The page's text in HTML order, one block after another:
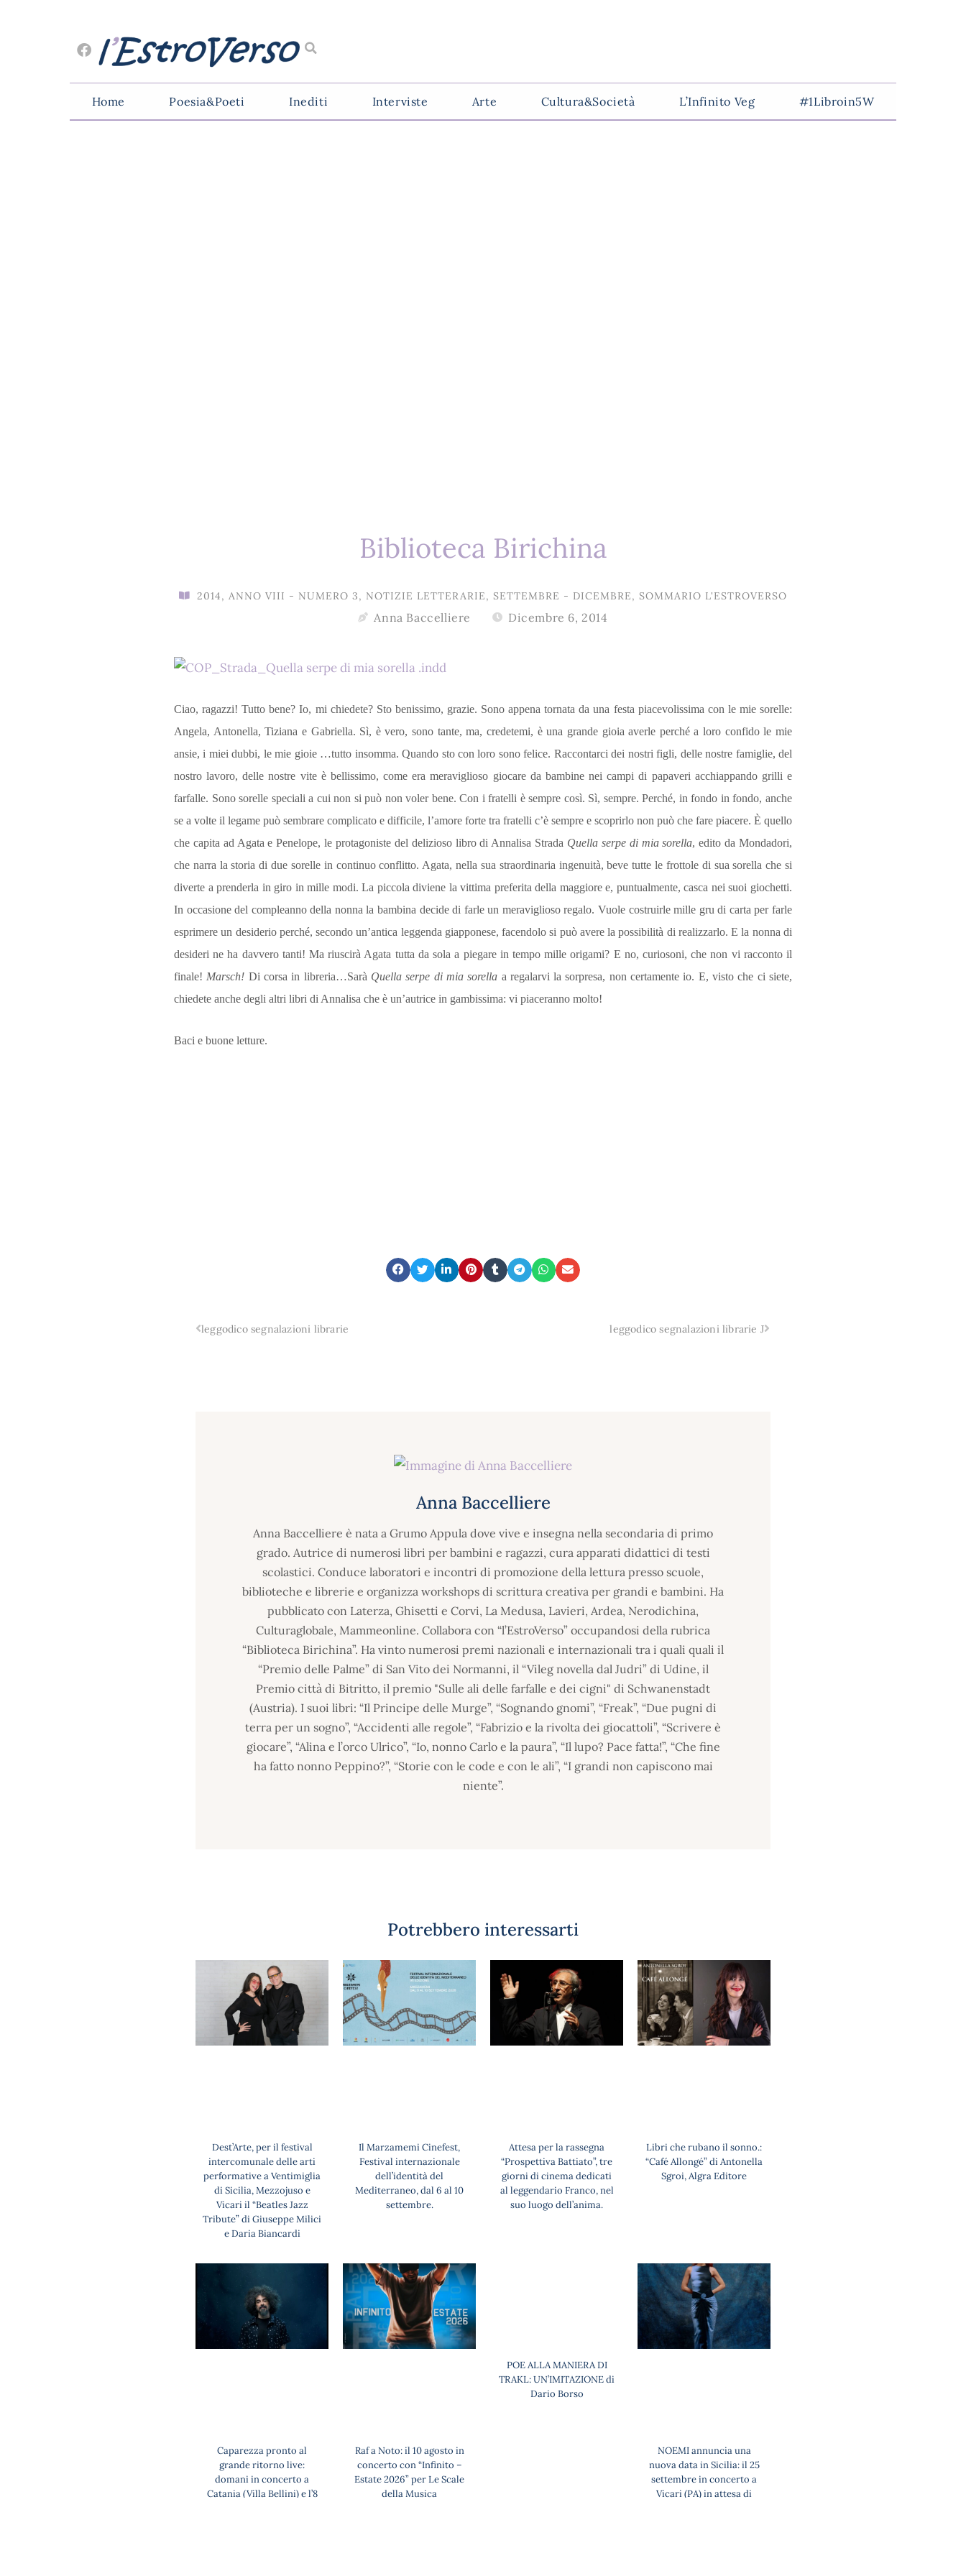
Home Poesia&Poeti Inediti Interviste Arte Cultura&Società L’Infinito Veg #1Libroin5W
Biblioteca Birichina
2014, ANNO VIII - NUMERO 3, NOTIZIE LETTERARIE, SETTEMBRE - DICEMBRE, SOMMARIO L'ESTROVERSO
Anna Baccelliere Dicembre 6, 2014
Ciao, ragazzi! Tutto bene? Io, mi chiedete? Sto benissimo, grazie. Sono appena tornata da una festa piacevolissima con le mie sorelle:
Angela, Antonella, Tiziana e Gabriella. Sì, è vero, sono tante, ma, credetemi, è una grande gioia averle perché a loro confido le mie
ansie, i miei dubbi, le mie gioie …tutto insomma. Quando sto con loro sono felice. Raccontarci dei nostri figli, delle nostre famiglie, del
nostro lavoro, delle nostre vite è bellissimo, come era meraviglioso giocare da bambine nei campi di papaveri acchiappando grilli e
farfalle. Sono sorelle speciali a cui non si può non voler bene. Con i fratelli è sempre così. Sì, sempre. Perché, in fondo in fondo, anche
se a volte il legame può sembrare complicato e difficile, l’amore forte tra fratelli c’è sempre e scoprirlo non può che fare piacere. È quello
che capita ad Agata e Penelope, le protagoniste del delizioso libro di Annalisa Strada Quella serpe di mia sorella, edito da Mondadori,
che narra la storia di due sorelle in continuo conflitto. Agata, nella sua straordinaria ingenuità, beve tutte le frottole di sua sorella che si
diverte a prenderla in giro in mille modi. La piccola diviene la vittima preferita della maggiore e, puntualmente, casca nei suoi giochetti.
In occasione del compleanno della nonna la bambina decide di farle un meraviglioso regalo. Vuole costruirle mille gru di carta per farle
esprimere un desiderio perché, secondo un’antica leggenda giapponese, facendolo si può avere la possibilità di realizzarlo. E la nonna di
desideri ne ha davvero tanti! Ma riuscirà Agata tutta da sola a piegare in tempo mille origami? E no, curiosoni, che non vi racconto il
finale! Marsch! Di corsa in libreria…Sarà Quella serpe di mia sorella a regalarvi la sorpresa, non certamente io. E, visto che ci siete,
chiedete anche degli altri libri di Annalisa che è un’autrice in gambissima: vi piaceranno molto!
Baci e buone letture.
leggodico segnalazioni librarie leggodico segnalazioni librarie J
Anna Baccelliere
Anna Baccelliere è nata a Grumo Appula dove vive e insegna nella secondaria di primo
grado. Autrice di numerosi libri per bambini e ragazzi, cura apparati didattici di testi
scolastici. Conduce laboratori e incontri di promozione della lettura presso scuole,
biblioteche e librerie e organizza workshops di scrittura creativa per grandi e bambini. Ha
pubblicato con Laterza, Ghisetti e Corvi, La Medusa, Lavieri, Ardea, Nerodichina,
Culturaglobale, Mammeonline. Collabora con “l’EstroVerso” occupandosi della rubrica
“Biblioteca Birichina”. Ha vinto numerosi premi nazionali e internazionali tra i quali quali il
“Premio delle Palme” di San Vito dei Normanni, il “Vileg novella dal Judri” di Udine, il
Premio città di Bitritto, il premio "Sulle ali delle farfalle e dei cigni" di Schwanenstadt
(Austria). I suoi libri: “Il Principe delle Murge”, “Sognando gnomi”, “Freak”, “Due pugni di
terra per un sogno”, “Accidenti alle regole”, “Fabrizio e la rivolta dei giocattoli”, “Scrivere è
giocare”, “Alina e l’orco Ulrico”, “Io, nonno Carlo e la paura”, “Il lupo? Pace fatta!”, “Che fine
ha fatto nonno Peppino?”, “Storie con le code e con le ali”, “I grandi non capiscono mai
niente”.
Potrebbero interessarti
Dest’Arte, per il festival
intercomunale delle arti
performative a Ventimiglia
di Sicilia, Mezzojuso e
Vicari il “Beatles Jazz
Tribute” di Giuseppe Milici
e Daria Biancardi
Il Marzamemi Cinefest,
Festival internazionale
dell’identità del
Mediterraneo, dal 6 al 10
settembre.
Attesa per la rassegna
“Prospettiva Battiato”, tre
giorni di cinema dedicati
al leggendario Franco, nel
suo luogo dell’anima.
Libri che rubano il sonno.:
“Café Allongé” di Antonella
Sgroi, Algra Editore
Caparezza pronto al
grande ritorno live:
domani in concerto a
Catania (Villa Bellini) e l’8
Raf a Noto: il 10 agosto in
concerto con “Infinito –
Estate 2026” per Le Scale
della Musica
POE ALLA MANIERA DI
TRAKL: UN’IMITAZIONE di
Dario Borso
NOEMI annuncia una
nuova data in Sicilia: il 25
settembre in concerto a
Vicari (PA) in attesa di